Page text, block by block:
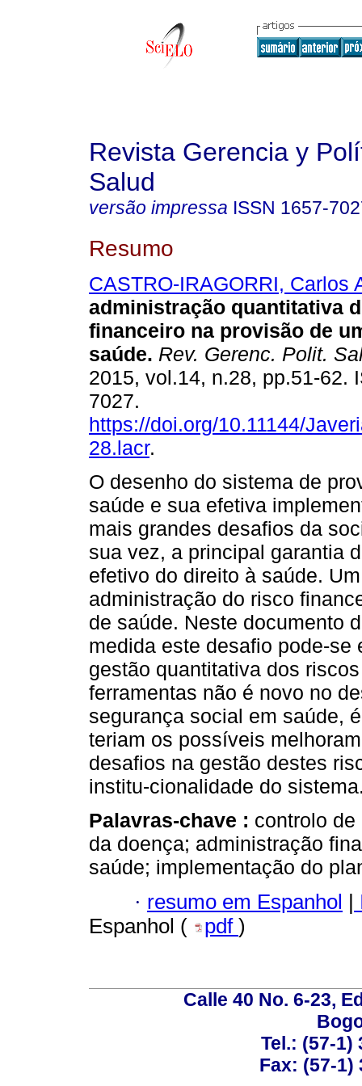
Revista Gerencia y
Salud
versão impressa ISSN 1657-
Resumo
CASTRO-IRAGORRI, Carlos
administração quantitativa
financeiro na provisão de
saúde. Rev. Gerenc. Polit.
2015, vol.14, n.28, pp.51-62.
7027.
https://doi.org/10.11144/
28.lacr.
O desenho do sistema de
saúde e sua efetiva
mais grandes desafios da
sua vez, a principal garantia
efetivo do direito à saúde.
administração do risco
de saúde. Neste documento
medida este desafio pode-se
gestão quantitativa dos
ferramentas não é novo no
segurança social em saúde,
teriam os possíveis
desafios na gestão destes
institu-cionalidade do
Palavras-chave : controlo
da doença; administração
saúde; implementação do
· resumo em Espanhol |
Espanhol (
pdf )
Calle 40 No. 6-23,
Tel.: (57-1)
Fax: (57-1)